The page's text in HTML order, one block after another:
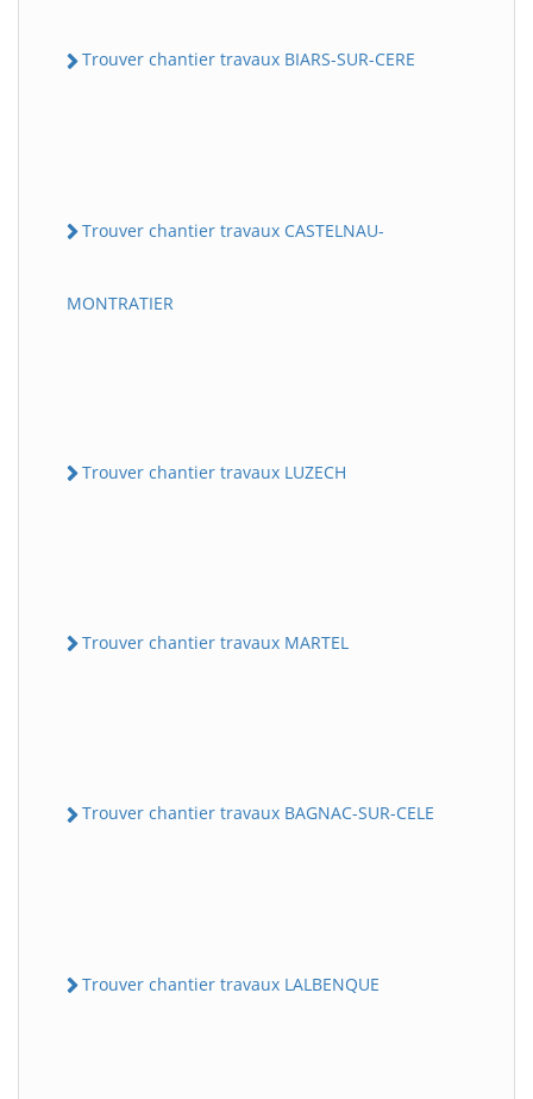
Trouver chantier travaux BIARS-SUR-CERE
Trouver chantier travaux CASTELNAU-
MONTRATIER
Trouver chantier travaux LUZECH
Trouver chantier travaux MARTEL
Trouver chantier travaux BAGNAC-SUR-CELE
Trouver chantier travaux LALBENQUE